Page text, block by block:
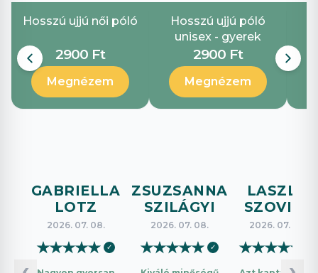
Hosszú ujjú női póló
2900 Ft
Megnézem
Hosszú ujjú póló
unisex - gyerek
2900 Ft
Megnézem
GABRIELLA
LOTZ
2026. 07. 08.
★★★★★ ✓
ZSUZSANNA
SZILÁGYI
2026. 07. 08.
★★★★★ ✓
LASZLO
SZOVICS
2026. 07. 08.
★★★★★